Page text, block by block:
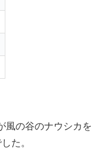
風の谷のナウシカを
た。